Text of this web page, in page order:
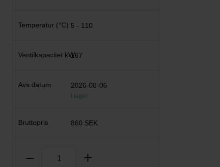
5 - 110
167
2026-08-06
I lager
860 SEK
Ta bort